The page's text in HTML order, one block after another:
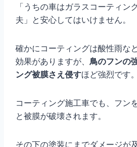
「うちの車はガラスコーティン
夫」と安心してはいけません。
確かにコーティングは酸性雨な
効果がありますが、 鳥のフンの
ング被膜さえ侵すほど強烈です。
コーティング施工車でも、フン
と被膜が破壊されます。
その下の塗装にまでダメージが